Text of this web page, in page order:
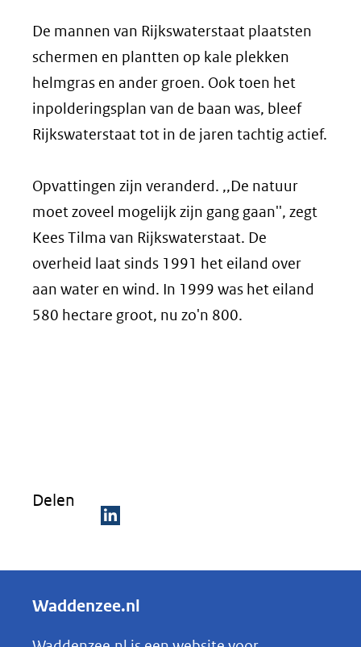
De mannen van Rijkswaterstaat plaatsten
schermen en plantten op kale plekken
helmgras en ander groen. Ook toen het
inpolderingsplan van de baan was, bleef
Rijkswaterstaat tot in de jaren tachtig actief.
Opvattingen zijn veranderd. ,,De natuur
moet zoveel mogelijk zijn gang gaan'', zegt
Kees Tilma van Rijkswaterstaat. De
overheid laat sinds 1991 het eiland over
aan water en wind. In 1999 was het eiland
580 hectare groot, nu zo'n 800.
Delen
e
e
n
Waddenzee.nl